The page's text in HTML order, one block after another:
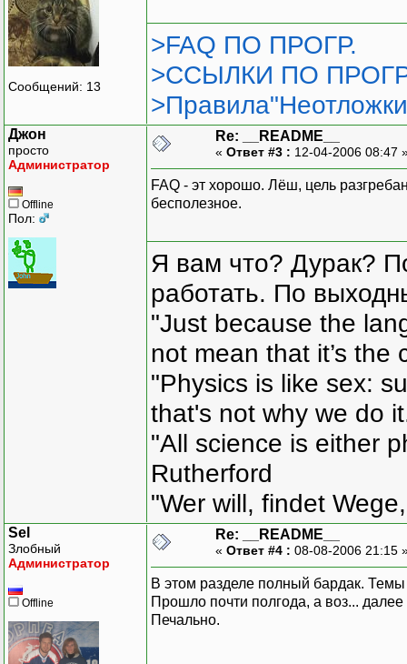
Сообщений: 13
>FAQ ПО ПРОГР.
>ССЫЛКИ ПО
Джон
просто
Администратор
Offline
Пол:
Re: __README__
« Ответ #3 : 12-04-2006 08:47
FAQ - эт хорошо. Лёш, цель
бесполезное.
Я вам что? Дурак?
работать. По
"Just because the
not mean that it’s the
"Physics is like sex:
that's not why we do
"All science is either
Rutherford
"Wer will, findet
Sel
Злобный
Администратор
Offline
Re: __README__
« Ответ #4 : 08-08-2006 21:15
В этом разделе полный бардак.
Прошло почти полгода, а воз... далее
Печально.